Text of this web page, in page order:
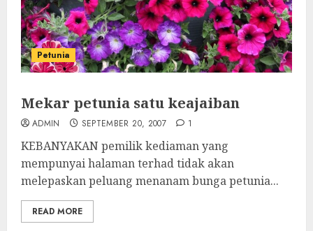
Petunia
Mekar petunia satu keajaiban
ADMIN SEPTEMBER 20, 2007 1
KEBANYAKAN pemilik kediaman yang
mempunyai halaman terhad tidak akan
melepaskan peluang menanam bunga petunia...
READ MORE